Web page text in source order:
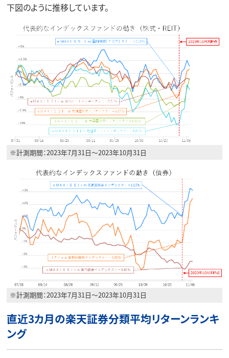
下図のように推移しています。
※計測期間：2023年7月31日～2023年10月31日
※計測期間：2023年7月31日～2023年10月31日
直近3カ月の楽天証券分類平均リターンランキ
ング